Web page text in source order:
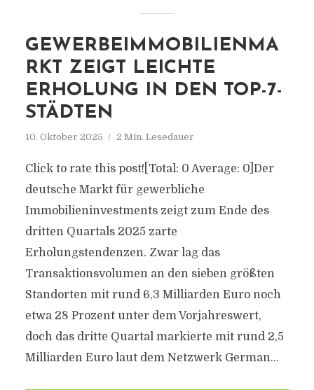
GEWERBEIMMOBILIENMA
RKT ZEIGT LEICHTE
ERHOLUNG IN DEN TOP-7-
STÄDTEN
10. Oktober 2025 2 Min. Lesedauer
Click to rate this post![Total: 0 Average: 0]Der
deutsche Markt für gewerbliche
Immobilieninvestments zeigt zum Ende des
dritten Quartals 2025 zarte
Erholungstendenzen. Zwar lag das
Transaktionsvolumen an den sieben größten
Standorten mit rund 6,3 Milliarden Euro noch
etwa 28 Prozent unter dem Vorjahreswert,
doch das dritte Quartal markierte mit rund 2,5
Milliarden Euro laut dem Netzwerk German...